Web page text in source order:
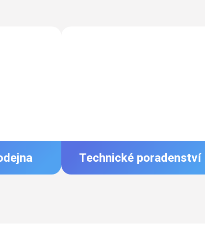
Technické poradenství